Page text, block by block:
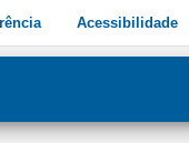
Acessibilidade